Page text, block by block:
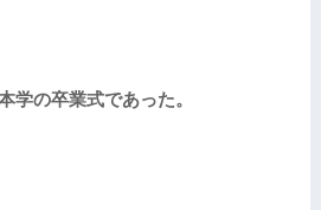
学の卒業式であった。